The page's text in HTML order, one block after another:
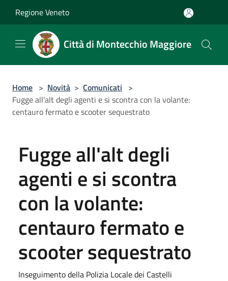
Regione Veneto
Città di Montecchio Maggiore
Home > Novità > Comunicati >
Fugge all'alt degli agenti e si scontra con la volante:
centauro fermato e scooter sequestrato
Fugge all'alt degli
agenti e si scontra
con la volante:
centauro fermato e
scooter sequestrato
Inseguimento della Polizia Locale dei Castelli